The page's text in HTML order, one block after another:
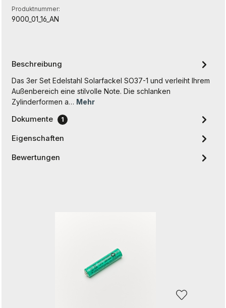
Produktnummer:
9000_01_16_AN
Beschreibung
Das 3er Set Edelstahl Solarfackel SO37-1 und verleiht Ihrem
Außenbereich eine stilvolle Note. Die schlanken
Zylinderformen a… Mehr
Dokumente 1
Eigenschaften
Bewertungen